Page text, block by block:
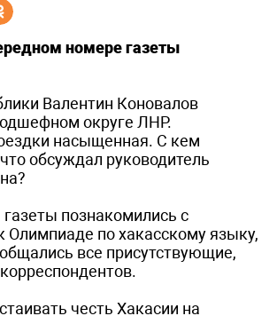
номере газеты
Валентин Коновалов
округе ЛНР.
насыщенная. С кем
обсуждал руководитель
познакомились с
Олимпиаде по хакасскому языку,
все присутствующие,
честь Хакасии на